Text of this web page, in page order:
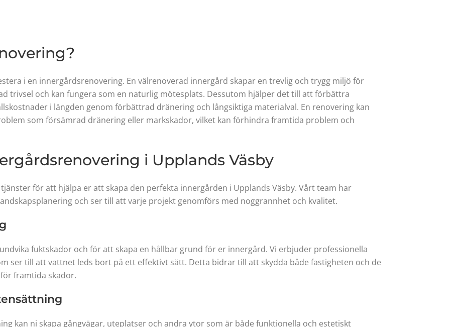
i en innergårdsrenovering. En välrenoverad innergård skapar en trevlig och trygg miljö för
trivsel och kan fungera som en naturlig mötesplats. Dessutom hjälper det till att förbättra
i längden genom förbättrad dränering och långsiktiga materialval. En renovering kan
som försämrad dränering eller markskador, vilket kan förhindra framtida problem och
i Upplands Väsby
för att hjälpa er att skapa den perfekta innergården i Upplands Väsby. Vårt team har
och ser till att varje projekt genomförs med noggrannhet och kvalitet.
fuktskador och för att skapa en hållbar grund för er innergård. Vi erbjuder professionella
ser till att vattnet leds bort på ett effektivt sätt. Detta bidrar till att skydda både fastigheten och de
framtida skador.
kan ni skapa gångvägar, uteplatser och andra ytor som är både funktionella och estetiskt